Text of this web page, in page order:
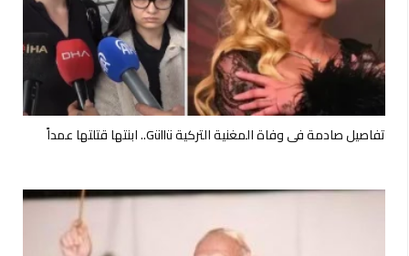
تفاصيل صادمة في وفاة المغنية التركية Güllü.. ابنتها قتلتها عمداً